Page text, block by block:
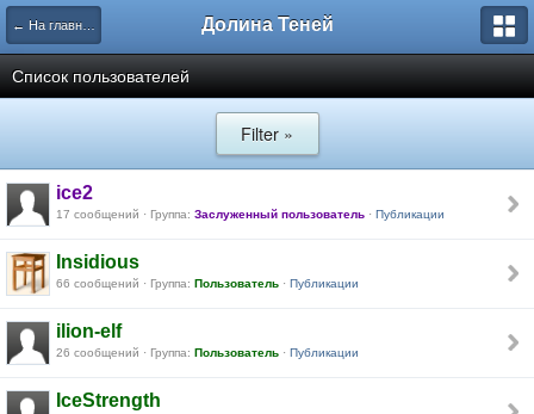
← На главную Долина Теней
Список пользователей
Filter »
ice2
17 сообщений · Группа: Заслуженный пользователь · Публикации
Insidious
66 сообщений · Группа: Пользователь · Публикации
ilion-elf
26 сообщений · Группа: Пользователь · Публикации
IceStrength